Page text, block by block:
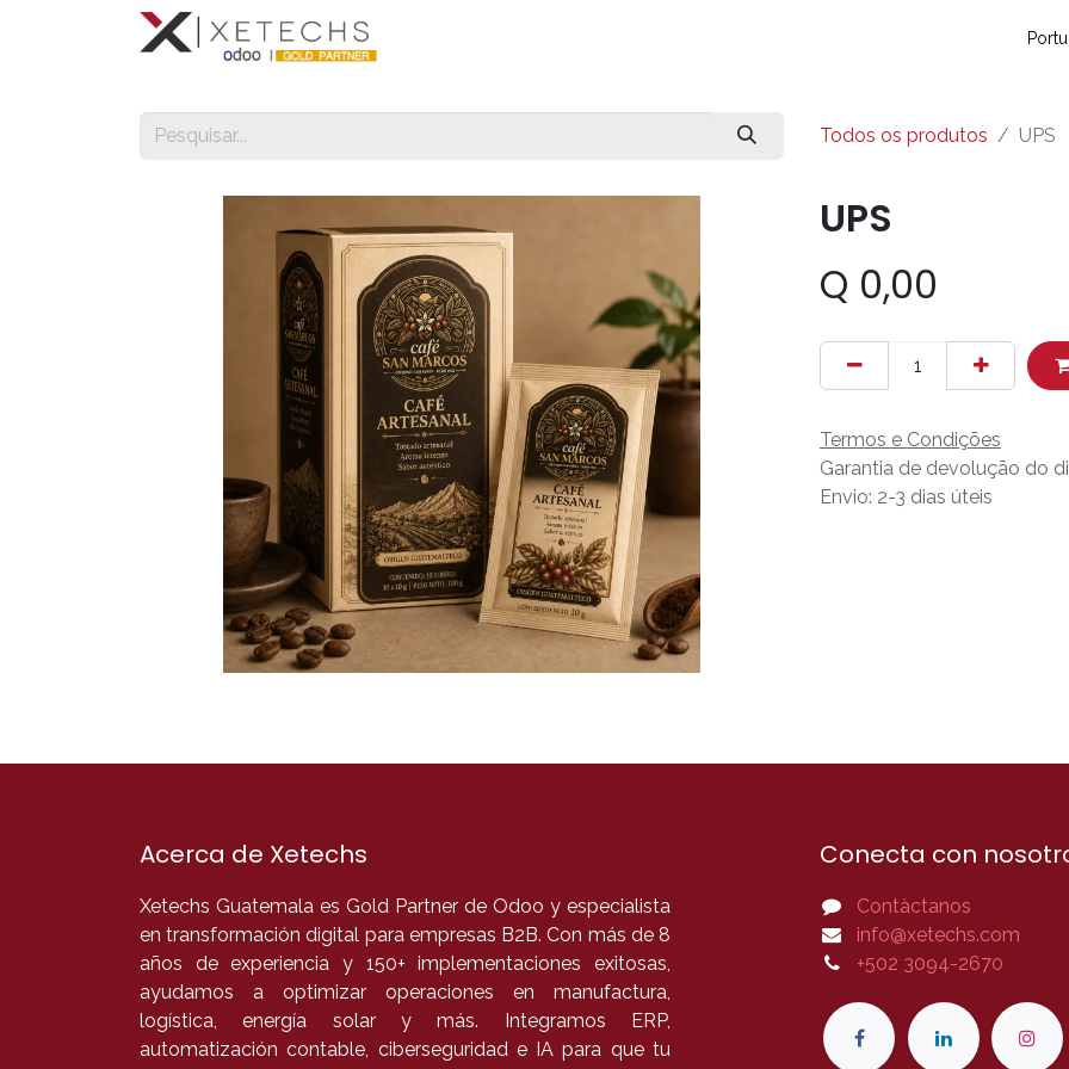
Todos os produtos UPS
UPS
Q 0,00
Termos e Condições
Garantia de devolução do
Envio: 2-3 dias úteis
Acerca de Xetechs
Xetechs Guatemala es Gold Partner de Odoo y especialista
en transformación digital para empresas B2B. Con más de 8
años de experiencia y 150+ implementaciones exitosas,
ayudamos a optimizar operaciones en manufactura,
logística, energía solar y más. Integramos ERP,
automatización contable, ciberseguridad e IA para que tu
Conecta con
Contàctanos
info@xetechs.com
+502 3094-2670